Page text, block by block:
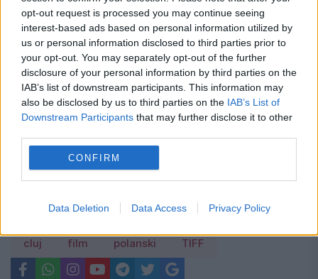
opt-out request is processed you may continue seeing
interest-based ads based on personal information utilized by
us or personal information disclosed to third parties prior to
your opt-out. You may separately opt-out of the further
disclosure of your personal information by third parties on the
IAB’s list of downstream participants. This information may
also be disclosed by us to third parties on the IAB’s List of
Downstream Participants that may further disclose it to other
CONFIRM
Data Deletion Data Access Privacy Policy
Cum verifici dacă ai datorii la Primărie?
Metoda prin care afli online dacă ai
restanțe la taxe și impozite
Regula pe care mulți români din
străinătate nu o cunosc despre
contribuțiile la pensie
cluj film polanski TIFF